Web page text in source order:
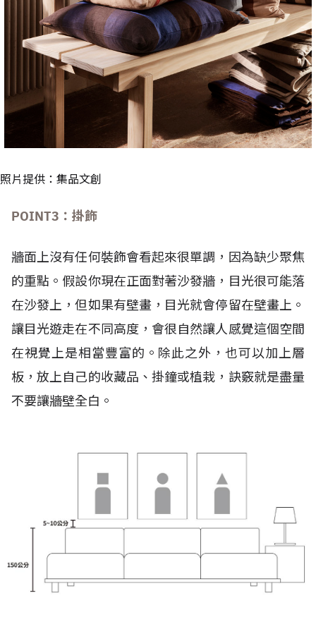
照片提供：集品文創
POINT3：掛飾
牆面上沒有任何裝飾會看起來很單調，因為缺少聚焦
的重點。假設你現在正面對著沙發牆，目光很可能落
在沙發上，但如果有壁畫，目光就會停留在壁畫上。
讓目光遊走在不同高度，會很自然讓人感覺這個空間
在視覺上是相當豐富的。除此之外，也可以加上層
板，放上自己的收藏品、掛鐘或植栽，訣竅就是盡量
不要讓牆壁全白。